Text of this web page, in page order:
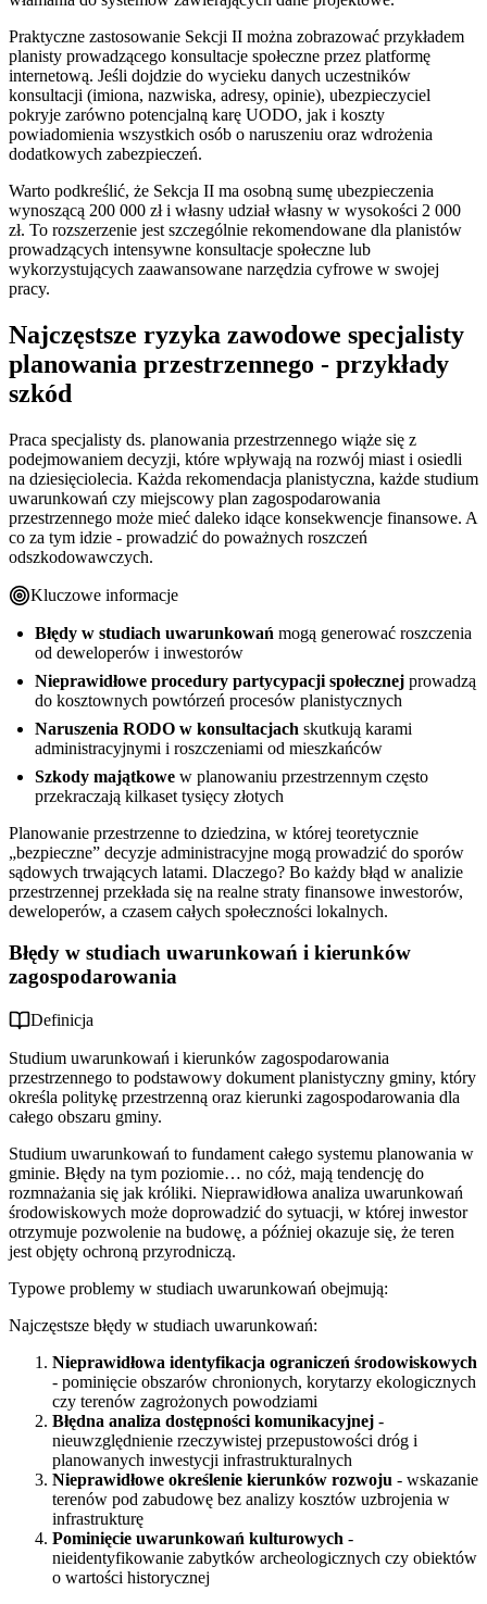
Praktyczne zastosowanie Sekcji II można zobrazować przykładem
planisty prowadzącego konsultacje społeczne przez platformę
internetową. Jeśli dojdzie do wycieku danych uczestników
konsultacji (imiona, nazwiska, adresy, opinie), ubezpieczyciel
pokryje zarówno potencjalną karę UODO, jak i koszty
powiadomienia wszystkich osób o naruszeniu oraz wdrożenia
dodatkowych zabezpieczeń.
Warto podkreślić, że Sekcja II ma osobną sumę ubezpieczenia
wynoszącą 200 000 zł i własny udział własny w wysokości 2 000
zł. To rozszerzenie jest szczególnie rekomendowane dla planistów
prowadzących intensywne konsultacje społeczne lub
wykorzystujących zaawansowane narzędzia cyfrowe w swojej
pracy.
Najczęstsze ryzyka zawodowe specjalisty
planowania przestrzennego - przykłady
szkód
Praca specjalisty ds. planowania przestrzennego wiąże się z
podejmowaniem decyzji, które wpływają na rozwój miast i osiedli
na dziesięciolecia. Każda rekomendacja planistyczna, każde studium
uwarunkowań czy miejscowy plan zagospodarowania
przestrzennego może mieć daleko idące konsekwencje finansowe. A
co za tym idzie - prowadzić do poważnych roszczeń
odszkodowawczych.
Kluczowe informacje
Błędy w studiach uwarunkowań mogą generować roszczenia
od deweloperów i inwestorów
Nieprawidłowe procedury partycypacji społecznej prowadzą
do kosztownych powtórzeń procesów planistycznych
Naruszenia RODO w konsultacjach skutkują karami
administracyjnymi i roszczeniami od mieszkańców
Szkody majątkowe w planowaniu przestrzennym często
przekraczają kilkaset tysięcy złotych
Planowanie przestrzenne to dziedzina, w której teoretycznie
„bezpieczne” decyzje administracyjne mogą prowadzić do sporów
sądowych trwających latami. Dlaczego? Bo każdy błąd w analizie
przestrzennej przekłada się na realne straty finansowe inwestorów,
deweloperów, a czasem całych społeczności lokalnych.
Błędy w studiach uwarunkowań i kierunków
zagospodarowania
Definicja
Studium uwarunkowań i kierunków zagospodarowania
przestrzennego to podstawowy dokument planistyczny gminy, który
określa politykę przestrzenną oraz kierunki zagospodarowania dla
całego obszaru gminy.
Studium uwarunkowań to fundament całego systemu planowania w
gminie. Błędy na tym poziomie… no cóż, mają tendencję do
rozmnażania się jak króliki. Nieprawidłowa analiza uwarunkowań
środowiskowych może doprowadzić do sytuacji, w której inwestor
otrzymuje pozwolenie na budowę, a później okazuje się, że teren
jest objęty ochroną przyrodniczą.
Typowe problemy w studiach uwarunkowań obejmują:
Najczęstsze błędy w studiach uwarunkowań:
Nieprawidłowa identyfikacja ograniczeń środowiskowych
- pominięcie obszarów chronionych, korytarzy ekologicznych
czy terenów zagrożonych powodziami
Błędna analiza dostępności komunikacyjnej -
nieuwzględnienie rzeczywistej przepustowości dróg i
planowanych inwestycji infrastrukturalnych
Nieprawidłowe określenie kierunków rozwoju - wskazanie
terenów pod zabudowę bez analizy kosztów uzbrojenia w
infrastrukturę
Pominięcie uwarunkowań kulturowych -
nieidentyfikowanie zabytków archeologicznych czy obiektów
o wartości historycznej